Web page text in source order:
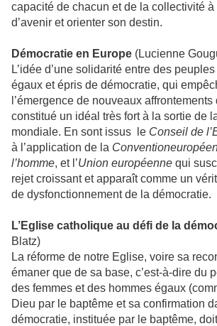
capacité de chacun et de la collectivité
d’avenir et orienter son destin.
Démocratie en Europe (Lucienne
L’idée d’une solidarité entre des
égaux et épris de démocratie, qui
l’émergence de nouveaux
constitué un idéal très fort à la sortie de
mondiale. En sont issus le Conseil de
à l’application de la Convention
l’homme, et l’Union européenne qui
rejet croissant et apparaît comme un
de dysfonctionnement de la démocratie.
L’Eglise catholique au défi de la
Blatz)
La réforme de notre Eglise, voire sa
émaner que de sa base, c’est-à-dire du
des femmes et des hommes égaux
Dieu par le baptême et sa confirmation
démocratie, instituée par le baptême,